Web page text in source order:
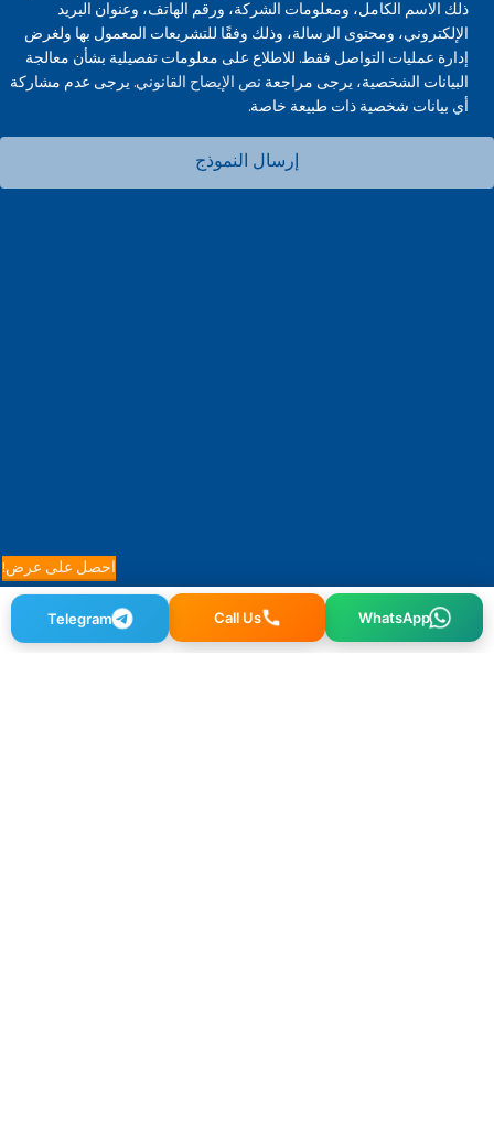
ذلك الاسم الكامل، ومعلومات الشركة، ورقم الهاتف، وعنوان البريد
الإلكتروني، ومحتوى الرسالة، وذلك وفقًا للتشريعات المعمول بها ولغرض
إدارة عمليات التواصل فقط. للاطلاع على معلومات تفصيلية بشأن معالجة
البيانات الشخصية، يرجى مراجعة نص الإيضاح القانوني.يرجى عدم مشاركة
أي بيانات شخصية ذات طبيعة خاصة.
إرسال النموذج
WhatsApp
Call Us
Telegram
احصل على عرض!